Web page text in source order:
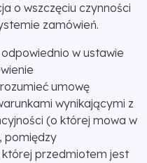
o wszczęciu czynności
zamówień.
w ustawie
umowę
wynikającymi z
(o której mowa w
pomiędzy
przedmiotem jest